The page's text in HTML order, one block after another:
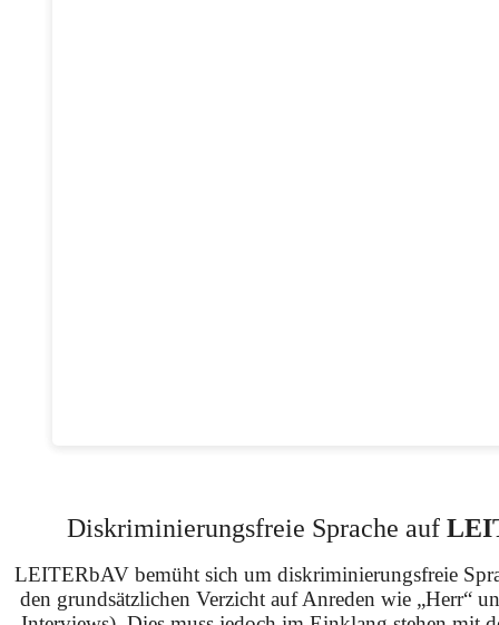
Diskriminierungsfreie Sprache auf
LEITERbAV bemüht sich um diskriminierungsfreie
den grundsätzlichen Verzicht auf Anreden wie „Herr“